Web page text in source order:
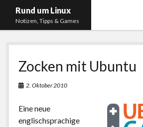
Rund um Linux
Notizen, Tipps & Games
Startseite
Linux
Gaming
RSS, Social Media, YouTube & Twitch
About
Zocken mit Ubuntu
2. Oktober 2010
Eine neue
englischsprachige